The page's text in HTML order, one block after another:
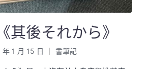
其後それから》
年 1 月 15 日
Posted
書筆記